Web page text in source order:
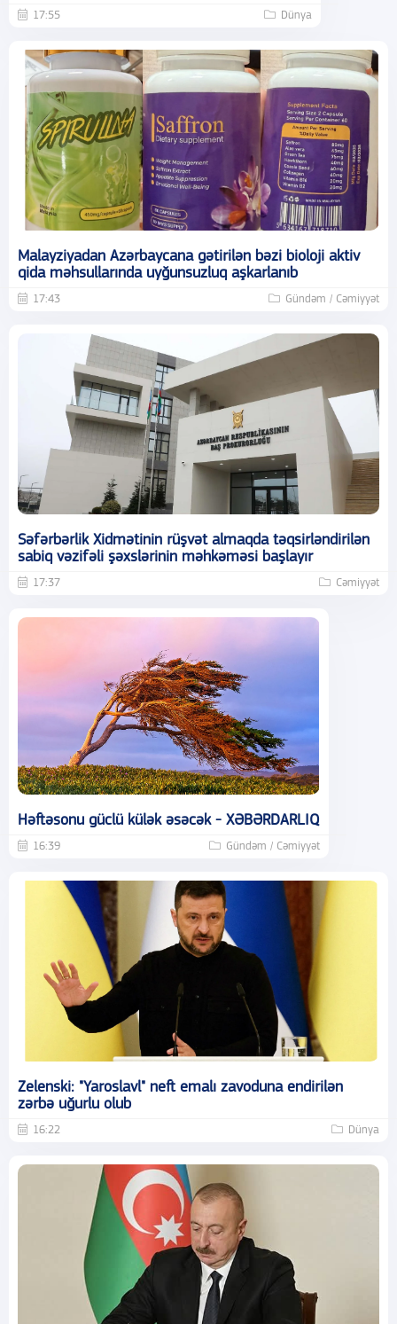
17:55 Dünya
Malayziyadan Azərbaycana gətirilən bəzi bioloji aktiv
qida məhsullarında uyğunsuzluq aşkarlanıb
17:43 Gündəm / Cəmiyyət
Səfərbərlik Xidmətinin rüşvət almaqda təqsirləndirilən
sabiq vəzifəli şəxslərinin məhkəməsi başlayır
17:37 Cəmiyyət
Həftəsonu güclü külək əsəcək - XƏBƏRDARLIQ
16:39 Gündəm / Cəmiyyət
Zelenski: "Yaroslavl" neft emalı zavoduna endirilən
zərbə uğurlu olub
16:22 Dünya